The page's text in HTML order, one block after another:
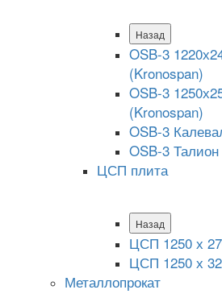
Назад
OSB-3
(Kronospan)
OSB-3
(Kronospan)
OSB-3
OSB-3 Талион
ЦСП плита
Назад
ЦСП 1250 х
ЦСП 1250 х
Металлопрокат